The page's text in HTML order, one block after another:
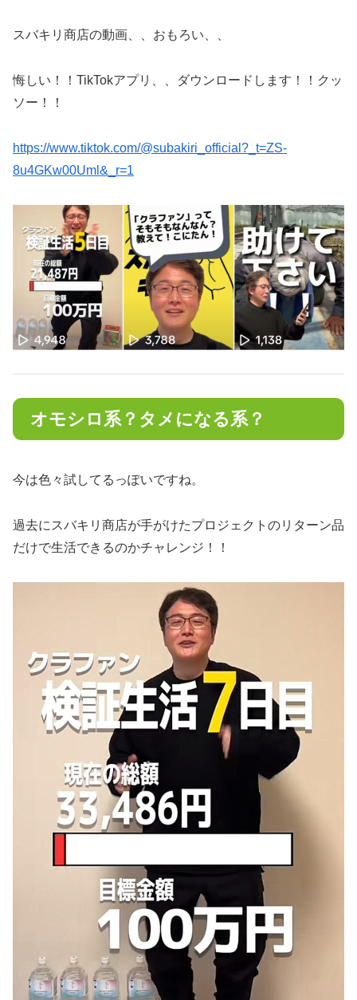
スバキリ商店の動画、、おもろい、、
悔しい！！TikTokアプリ、、ダウンロードします！！クッ
ソー！！
https://www.tiktok.com/@subakiri_official?_t=ZS-
8u4GKw00Uml&_r=1
オモシロ系？タメになる系？
今は色々試してるっぽいですね。
過去にスバキリ商店が手がけたプロジェクトのリターン品
だけで生活できるのかチャレンジ！！